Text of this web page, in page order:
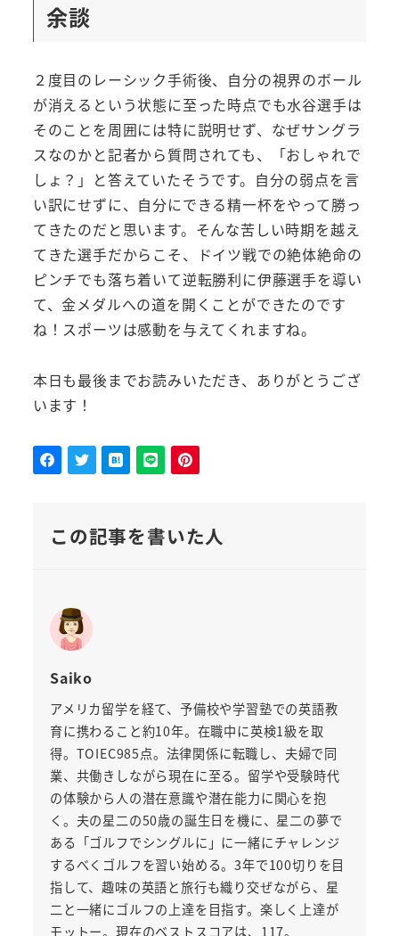
余談
２度目のレーシック手術後、自分の視界のボール
が消えるという状態に至った時点でも水谷選手は
そのことを周囲には特に説明せず、なぜサングラ
スなのかと記者から質問されても、「おしゃれで
しょ？」と答えていたそうです。自分の弱点を言
い訳にせずに、自分にできる精一杯をやって勝っ
てきたのだと思います。そんな苦しい時期を越え
てきた選手だからこそ、ドイツ戦での絶体絶命の
ピンチでも落ち着いて逆転勝利に伊藤選手を導い
て、金メダルへの道を開くことができたのです
ね！スポーツは感動を与えてくれますね。
本日も最後までお読みいただき、ありがとうござ
います！
この記事を書いた人
Saiko
アメリカ留学を経て、予備校や学習塾での英語教
育に携わること約10年。在職中に英検1級を取
得。TOIEC985点。法律関係に転職し、夫婦で同
業、共働きしながら現在に至る。留学や受験時代
の体験から人の潜在意識や潜在能力に関心を抱
く。夫の星二の50歳の誕生日を機に、星二の夢で
ある「ゴルフでシングルに」に一緒にチャレンジ
するべくゴルフを習い始める。3年で100切りを目
指して、趣味の英語と旅行も織り交ぜながら、星
二と一緒にゴルフの上達を目指す。楽しく上達が
モットー。現在のベストスコアは、117。